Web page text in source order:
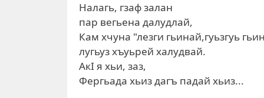
Налагь, гзаф залан
пар вегьена далудлай,
Кам хчуна "лезги гьинай,гуьзгуь
лугьуз хъуьрей халудвай.
АкI я хьи, заз,
Фергьада хьиз дагъ падай хьиз...